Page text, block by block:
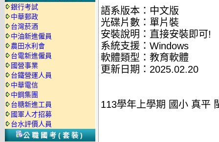
銀行考試
中華郵政
台灣菸酒
中油新進僱員
農田水利會
台電新進僱員
國營事業
台鐵營運人員
中華電信
中鋼集團
台糖新進工員
國軍人才招募
台水評價人員
公職國考(套裝)
語系版本：中文版
光碟片數：單片裝
安裝說明：直接安裝即可!
系統支援：Windows
軟體類型：教育軟體
更新日期：2025.02.20
113學年上學期 國小 真平